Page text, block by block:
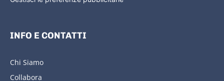
INFO E CONTATTI
Chi Siamo
Collabora